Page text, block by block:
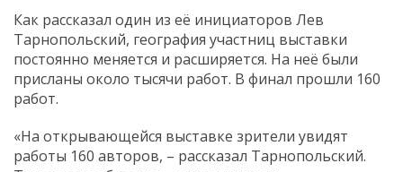
Как рассказал один из её инициаторов Лев
Тарнопольский, география участниц выставки
постоянно меняется и расширяется. На неё были
присланы около тысячи работ. В финал прошли 160
работ.
«На открывающейся выставке зрители увидят
работы 160 авторов, – рассказал Тарнопольский.